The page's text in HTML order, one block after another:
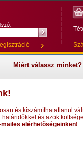
Miért válassz minket?
és kiszámíthatatlanul
és azok
elérhetőségeinken!